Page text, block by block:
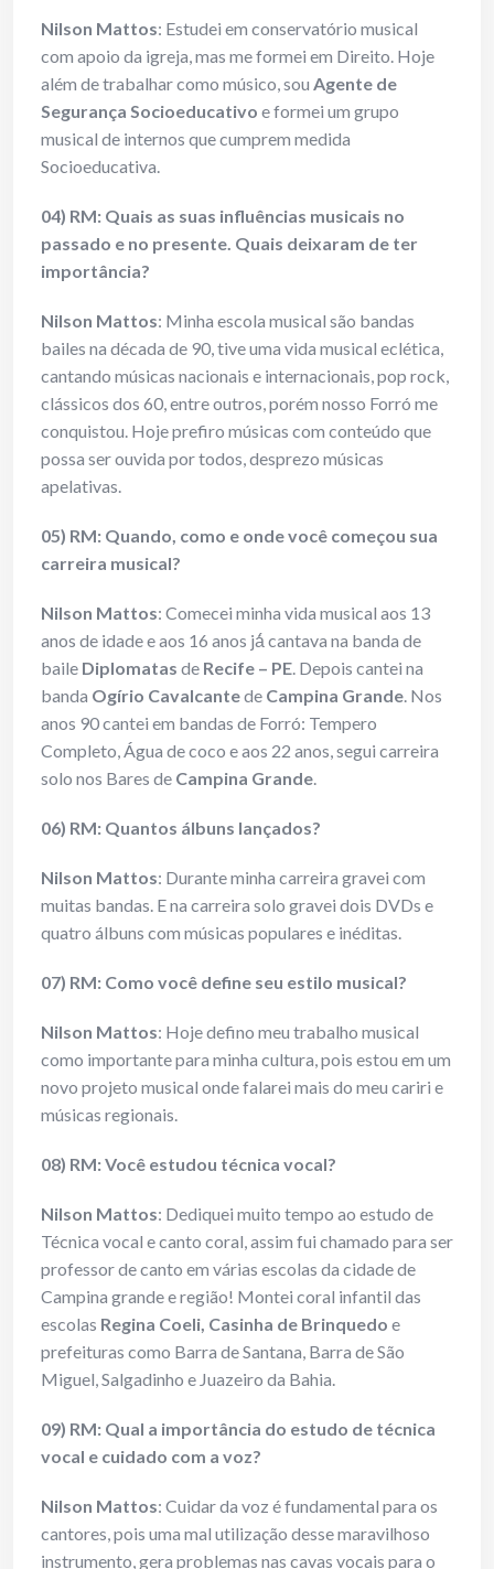
Nilson Mattos: Estudei em conservatório musical
com apoio da igreja, mas me formei em Direito. Hoje
além de trabalhar como músico, sou Agente de
Segurança Socioeducativo e formei um grupo
musical de internos que cumprem medida
Socioeducativa.
04) RM: Quais as suas influências musicais no
passado e no presente. Quais deixaram de ter
importância?
Nilson Mattos: Minha escola musical são bandas
bailes na década de 90, tive uma vida musical eclética,
cantando músicas nacionais e internacionais, pop rock,
clássicos dos 60, entre outros, porém nosso Forró me
conquistou. Hoje prefiro músicas com conteúdo que
possa ser ouvida por todos, desprezo músicas
apelativas.
05) RM: Quando, como e onde você começou sua
carreira musical?
Nilson Mattos: Comecei minha vida musical aos 13
anos de idade e aos 16 anos já́ cantava na banda de
baile Diplomatas de Recife – PE. Depois cantei na
banda Ogírio Cavalcantede Campina Grande. Nos
anos 90 cantei em bandas de Forró: Tempero
Completo, Água de coco e aos 22 anos, segui carreira
solo nos Bares de Campina Grande.
06) RM: Quantos álbuns lançados?
Nilson Mattos: Durante minha carreira gravei com
muitas bandas. E na carreira solo gravei dois DVDs e
quatro álbuns com músicas populares e inéditas.
07) RM: Como você define seu estilo musical?
Nilson Mattos: Hoje defino meu trabalho musical
como importante para minha cultura, pois estou em um
novo projeto musical onde falarei mais do meu cariri e
músicas regionais.
08) RM: Você estudou técnica vocal?
Nilson Mattos: Dediquei muito tempo ao estudo de
Técnica vocal e canto coral, assim fui chamado para ser
professor de canto em várias escolas da cidade de
Campina grande e região! Montei coral infantil das
escolas Regina Coeli, Casinha de Brinquedo e
prefeituras como Barra de Santana, Barra de São
Miguel, Salgadinho e Juazeiro da Bahia.
09) RM: Qual a importância do estudo de técnica
vocal e cuidado com a voz?
Nilson Mattos: Cuidar da voz é fundamental para os
cantores, pois uma mal utilização desse maravilhoso
instrumento, gera problemas nas cavas vocais para o